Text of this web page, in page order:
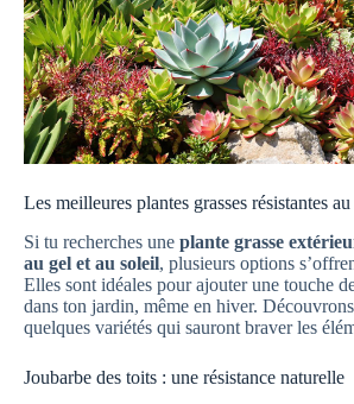
Les meilleures plantes grasses résistantes
Si tu recherches une plante grasse
au gel et au soleil, plusieurs options
Elles sont idéales pour ajouter une touche
dans ton jardin, même en hiver.
quelques variétés qui sauront braver les
Joubarbe des toits : une résistance naturelle